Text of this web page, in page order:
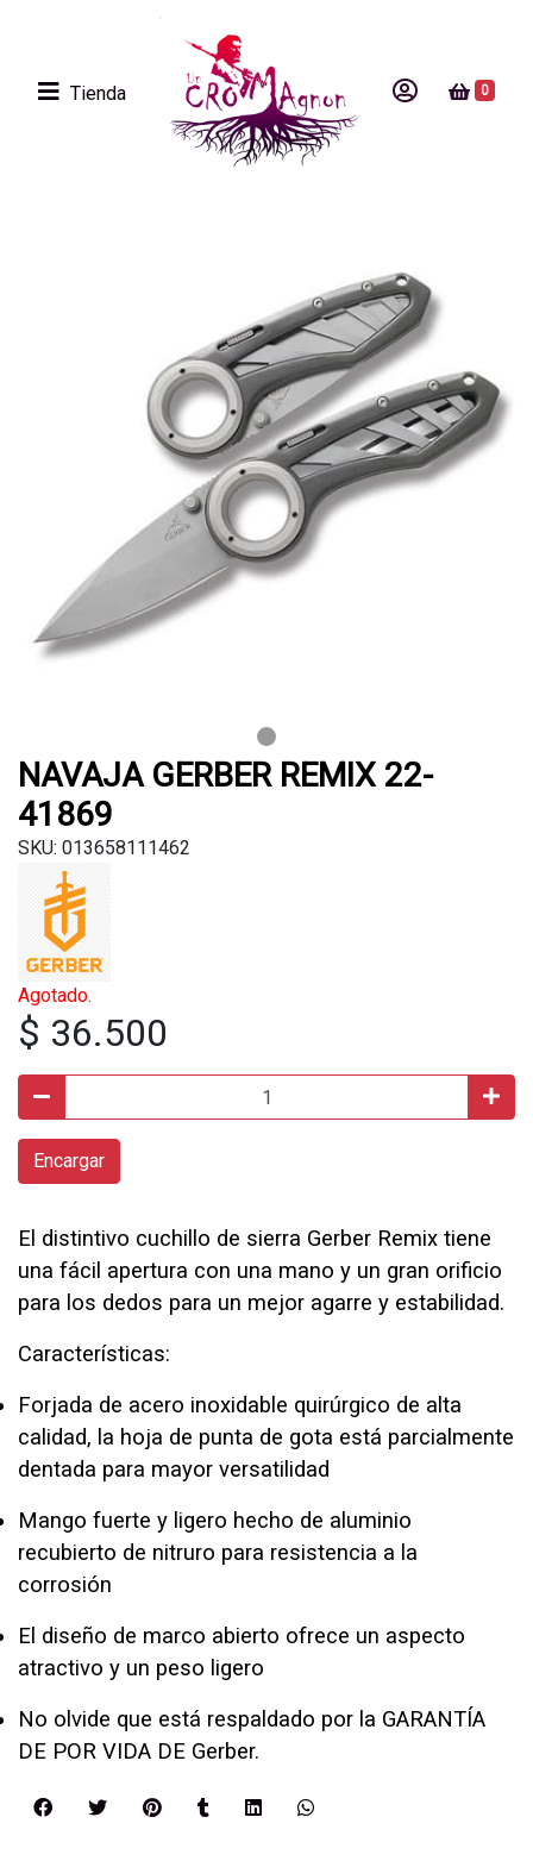
Tienda 0
NAVAJA GERBER REMIX 22-
41869
SKU: 013658111462
Agotado.
$ 36.500
Encargar
El distintivo cuchillo de sierra Gerber Remix tiene
una fácil apertura con una mano y un gran orificio
para los dedos para un mejor agarre y estabilidad.
Características:
Forjada de acero inoxidable quirúrgico de alta
calidad, la hoja de punta de gota está parcialmente
dentada para mayor versatilidad
Mango fuerte y ligero hecho de aluminio
recubierto de nitruro para resistencia a la
corrosión
El diseño de marco abierto ofrece un aspecto
atractivo y un peso ligero
No olvide que está respaldado por la GARANTÍA
DE POR VIDA DE Gerber.